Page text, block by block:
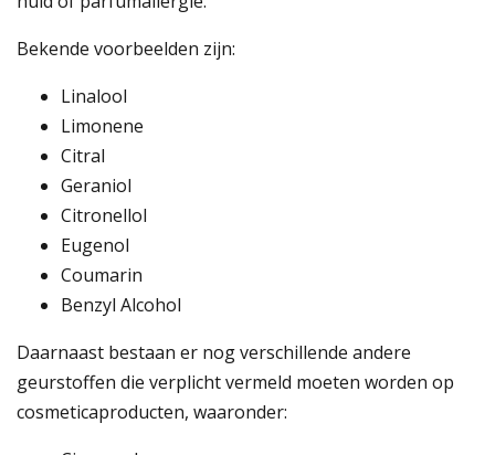
Bekende voorbeelden zijn:
Linalool
Limonene
Citral
Geraniol
Citronellol
Eugenol
Coumarin
Benzyl Alcohol
Daarnaast bestaan er nog verschillende andere
geurstoffen die verplicht vermeld moeten worden op
cosmeticaproducten, waaronder: